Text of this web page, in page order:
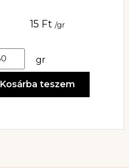
15 Ft /gr
gr
Kosárba teszem